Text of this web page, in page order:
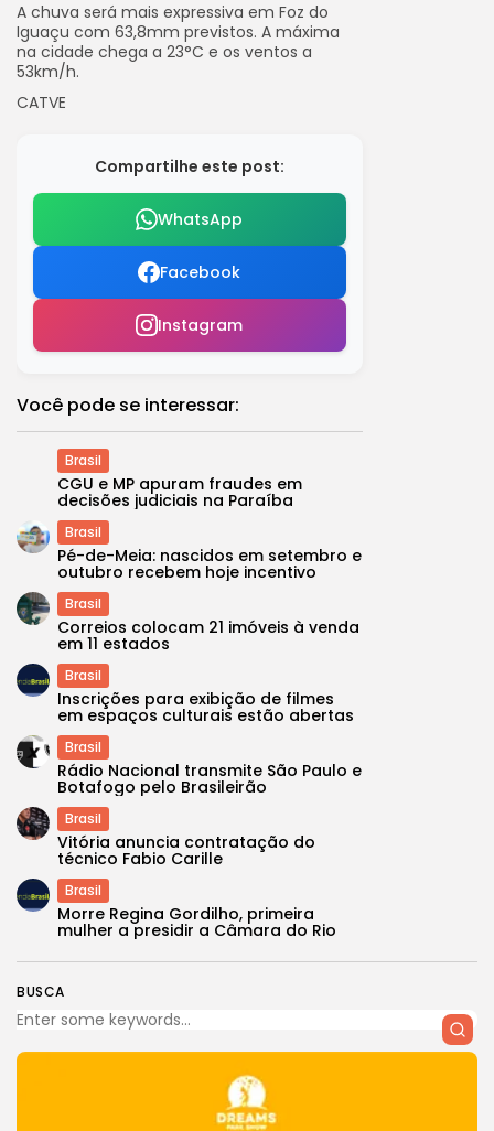
BUSCA
A chuva será mais expressiva em Foz do
Iguaçu com 63,8mm previstos. A máxima
na cidade chega a 23°C e os ventos a
53km/h.
CATVE
Compartilhe este post:
WhatsApp
Facebook
Instagram
Você pode se interessar:
Brasil
CGU e MP apuram fraudes em
decisões judiciais na Paraíba
Brasil
Pé-de-Meia: nascidos em setembro e
outubro recebem hoje incentivo
Brasil
Correios colocam 21 imóveis à venda
em 11 estados
Brasil
Inscrições para exibição de filmes
em espaços culturais estão abertas
Brasil
Rádio Nacional transmite São Paulo e
Botafogo pelo Brasileirão
Brasil
Vitória anuncia contratação do
técnico Fabio Carille
Brasil
Morre Regina Gordilho, primeira
mulher a presidir a Câmara do Rio